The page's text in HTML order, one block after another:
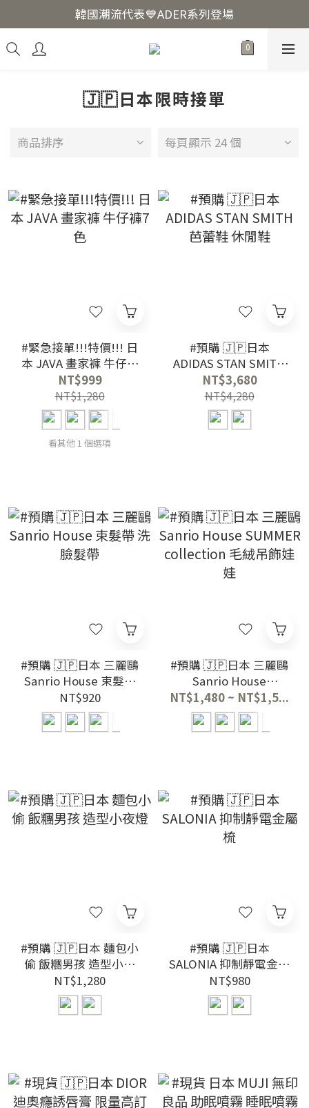
韓國爆紅🔥LUODIN Y2K相機📷
韓國潮流代表💙ADER系列登場
韓國爆紅🔥LUODIN Y2K相機📷
🇯🇵日本限時接單
商品排序 每頁顯示 24 個
#緊急接單!!!特價!!! 日
本 JAVA 畫家褲 牛仔褲
7色
NT$999
NT$1,280
看其他 1 個選項
#預購 🇯🇵日本
ADIDAS STAN SMITH
芭蕾鞋 休閒鞋
NT$3,680
NT$4,280
#預購 🇯🇵日本 三麗鷗
Sanrio House 束髮帶
洗臉髮帶
NT$920
#預購 🇯🇵日本 三麗鷗
Sanrio House
SUMMER collection
毛絨吊飾娃娃
NT$1,480 ~ NT$1,5...
#預購 🇯🇵日本 麵包小
偷 飯糰男孩 造型小夜
燈
NT$1,280
#預購 🇯🇵日本
SALONIA 抑制靜電金屬
梳
NT$980